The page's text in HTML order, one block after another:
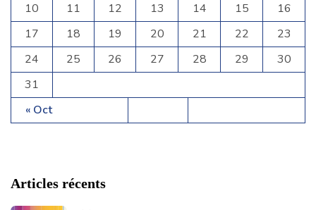
10
11 12 13 14 15
16
17
18 19 20 21 22
23
24
25 26 27 28 29
30
31
« Oct
Articles récents